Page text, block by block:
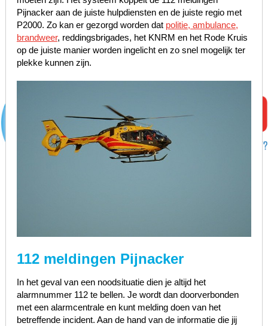
Pijnacker aan de juiste hulpdiensten en de juiste regio met
P2000. Zo kan er gezorgd worden dat politie, ambulance,
brandweer, reddingsbrigades, het KNRM en het Rode Kruis
op de juiste manier worden ingelicht en zo snel mogelijk ter
plekke kunnen zijn.
112 meldingen Pijnacker
In het geval van een noodsituatie dien je altijd het
alarmnummer 112 te bellen. Je wordt dan doorverbonden
met een alarmcentrale en kunt melding doen van het
betreffende incident. Aan de hand van de informatie die jij